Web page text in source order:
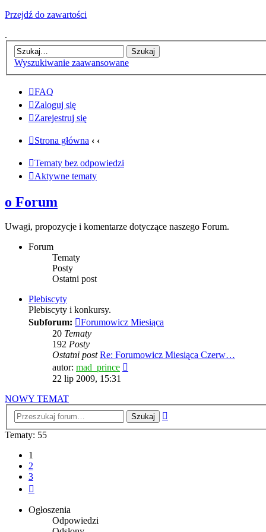
Przejdź do zawartości
.
Wyszukiwanie zaawansowane
FAQ
Zaloguj się
Zarejestruj się
Strona główna ‹ ‹
Tematy bez odpowiedzi
Aktywne tematy
o Forum
Uwagi, propozycje i komentarze dotyczące naszego Forum.
Forum
Tematy
Posty
Ostatni post
Plebiscyty
Plebiscyty i konkursy.
Subforum:
Forumowicz Miesiąca
20 Tematy
192 Posty
Ostatni post Re: Forumowicz Miesiąca Czerw…
autor: mad_prince
22 lip 2009, 15:31
NOWY TEMAT
Tematy: 55
1
2
3
Ogłoszenia
Odpowiedzi